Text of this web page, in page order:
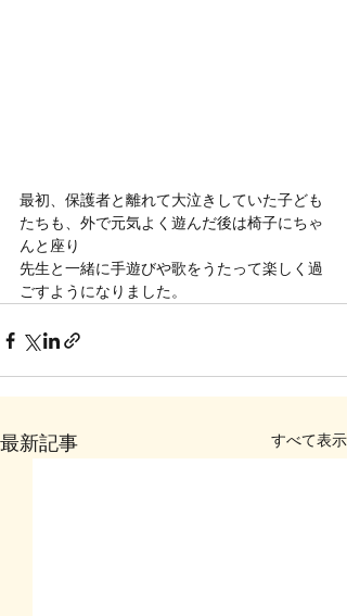
最初、保護者と離れて大泣きしていた子ども
たちも、外で元気よく遊んだ後は椅子にちゃ
んと座り
先生と一緒に手遊びや歌をうたって楽しく過
ごすようになりました。
最新記事 すべて表示